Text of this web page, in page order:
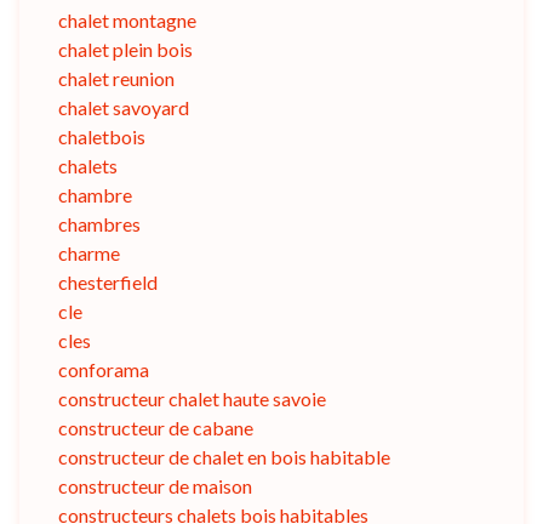
chalet montagne
chalet plein bois
chalet reunion
chalet savoyard
chaletbois
chalets
chambre
chambres
charme
chesterfield
cle
cles
conforama
constructeur chalet haute savoie
constructeur de cabane
constructeur de chalet en bois habitable
constructeur de maison
constructeurs chalets bois habitables